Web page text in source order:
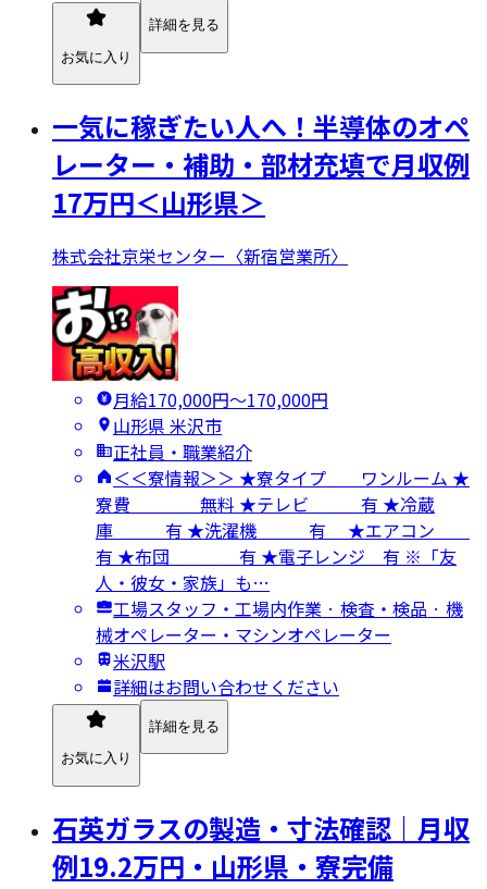
お気に入り
詳細を見る
一気に稼ぎたい人へ！半導体のオペ
レーター・補助・部材充填で月収例
17万円＜山形県＞
株式会社京栄センター〈新宿営業所〉
月給170,000円〜170,000円
山形県 米沢市
正社員・職業紹介
＜＜寮情報＞＞ ★寮タイプ ワンルーム ★
寮費 無料 ★テレビ 有 ★冷蔵
庫 有 ★洗濯機 有 ★エアコン
有 ★布団 有 ★電子レンジ 有 ※「友
人・彼女・家族」も…
工場スタッフ・工場内作業 · 検査・検品 · 機
械オペレーター・マシンオペレーター
米沢駅
詳細はお問い合わせください
お気に入り
詳細を見る
石英ガラスの製造・寸法確認｜月収
例19.2万円・山形県・寮完備